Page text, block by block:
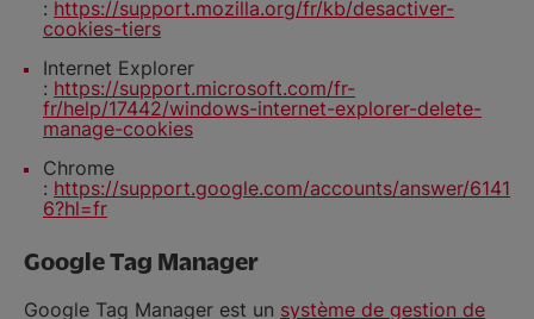
: https://support.mozilla.org/fr/kb/desactiver-
cookies-tiers
Internet Explorer
: https://support.microsoft.com/fr-
fr/help/17442/windows-internet-explorer-delete-
manage-cookies
Chrome
: https://support.google.com/accounts/answer/6141
6?hl=fr
Google Tag Manager
Google Tag Manager est un système de gestion de